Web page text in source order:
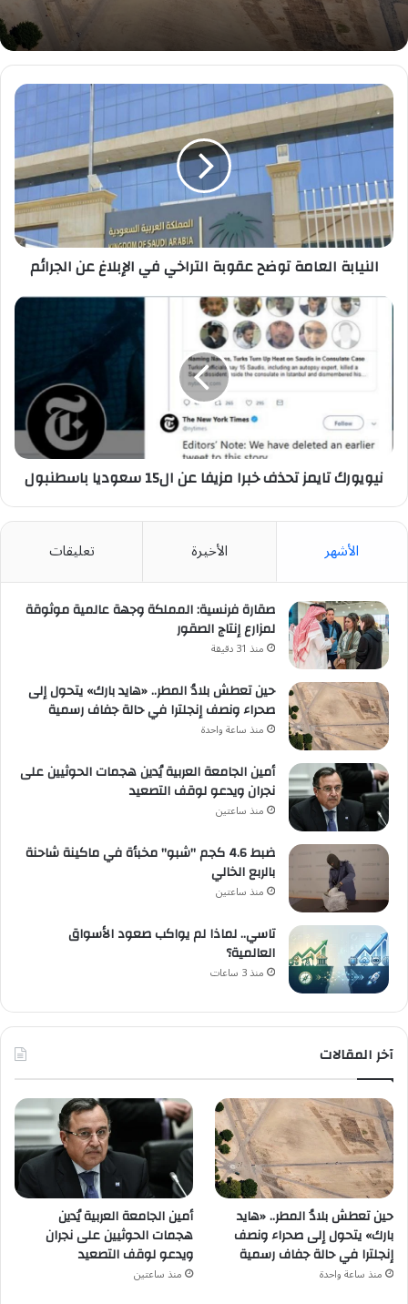
النيابة
العامة
توضح
عقوبة
التراخي
في
الإبلاغ
عن
الجرائم
النيابة العامة توضح عقوبة التراخي في الإبلاغ عن الجرائم
نيويورك
ال15
سعوديا
باسطنبول
نيويورك تايمز تحذف خبرا مزيفا عن ال15 سعوديا باسطنبول
الأشهر الأخيرة تعليقات
صقارة فرنسية: المملكة وجهة عالمية موثوقة
لمزارع إنتاج الصقور
منذ 31 دقيقة
حين تعطش بلادُ المطر.. «هايد بارك» يتحول إلى
صحراء ونصف إنجلترا في حالة جفاف رسمية
منذ ساعة واحدة
أمين الجامعة العربية يُدين هجمات الحوثيين على
نجران ويدعو لوقف التصعيد
منذ ساعتين
ضبط 4.6 كجم "شبو" مخبأة في ماكينة شاحنة
بالربع الخالي
منذ ساعتين
تاسي.. لماذا لم يواكب صعود الأسواق
العالمية؟
منذ 3 ساعات
آخر المقالات
حين تعطش بلادُ المطر.. «هايد
بارك» يتحول إلى صحراء ونصف
إنجلترا في حالة جفاف رسمية
منذ ساعة واحدة
أمين الجامعة العربية يُدين
هجمات الحوثيين على نجران
ويدعو لوقف التصعيد
منذ ساعتين